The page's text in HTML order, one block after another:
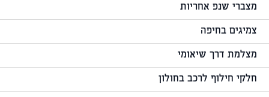
מצברי שנפ אחריות
צמיגים בחיפה
מצלמת דרך שיאומי
חלקי חילוף לרכב בחולון